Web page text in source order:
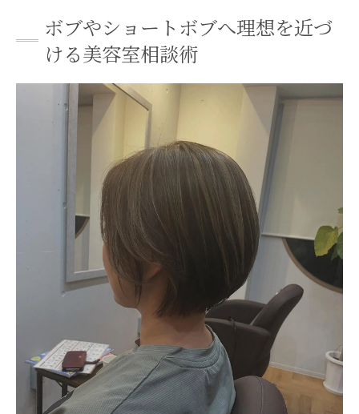
方
美容室選びで重要なポイントと相談しやす
さ
理想の髪型を引き出す美容室とのイメージ
共有法
二条駅で叶えるボブレイヤーが映える髪型提案
美容室ならではのボブレイヤー提案ポイン
ト
ショートボブで魅せる美容室の髪型アレン
美容室が提案する流行ボブレイヤーの特徴
自分らしいボブを美容室で相談するメリッ
ト
二条駅周辺美容室のボブカット技術の実力
ボブやショートボブへ理想を近づ
ける美容室相談術